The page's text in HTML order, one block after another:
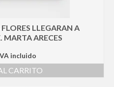
LLEGARAN A
MARTA ARECES
incluido
CARRITO